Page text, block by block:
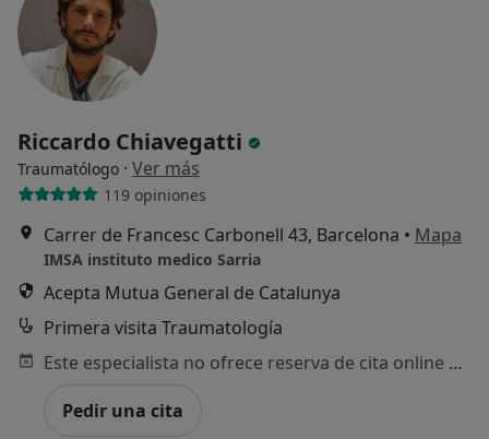
Riccardo Chiavegatti
Traumatólogo · Ver más
119 opiniones
Carrer de Francesc Carbonell 43, Barcelona • Mapa
IMSA instituto medico Sarria
Acepta Mutua General de Catalunya
Primera visita Traumatología
Este especialista no ofrece reserva de cita online en esta dirección.
Pedir una cita